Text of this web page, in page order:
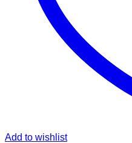
Add to wishlist